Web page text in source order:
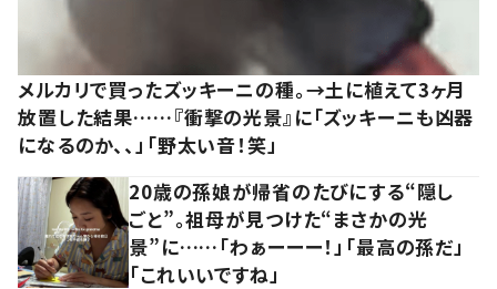
メルカリで買ったズッキーニの種。→土に植えて3ヶ月
放置した結果……『衝撃の光景』に「ズッキーニも凶器
になるのか、、」「野太い音！笑」
20歳の孫娘が帰省のたびにする“隠し
ごと”。祖母が見つけた“まさかの光
景”に……「わぁーーー！」「最高の孫だ」
「これいいですね」